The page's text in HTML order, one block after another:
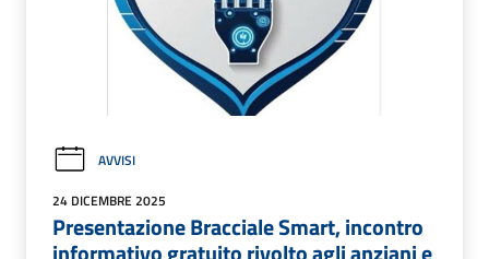
AVVISI
24 DICEMBRE 2025
Presentazione Bracciale Smart, incontro